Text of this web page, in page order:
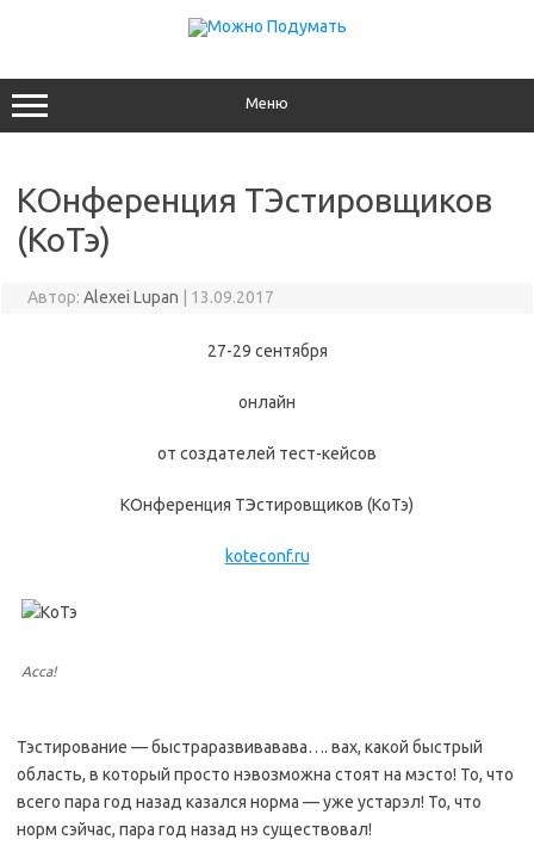
Меню
КОнференция ТЭстировщиков
(КоТэ)
Автор: Alexei Lupan 13.09.2017
27-29 сентября
онлайн
от создателей тест-кейсов
КОнференция ТЭстировщиков (КоТэ)
koteconf.ru
Асса!
Тэстирование — быстраразвивавава…. вах, какой быстрый
область, в который просто нэвозможна стоят на мэсто! То, что
всего пара год назад казался норма — уже устарэл! То, что
норм сэйчас, пара год назад нэ существовал!